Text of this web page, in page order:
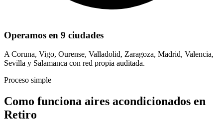
Operamos en 9 ciudades
A Coruna, Vigo, Ourense, Valladolid, Zaragoza, Madrid, Valencia,
Sevilla y Salamanca con red propia auditada.
Proceso simple
Como funciona aires acondicionados en
Retiro